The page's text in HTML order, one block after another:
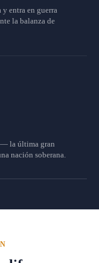
entra en guerra
la balanza de
— la última gran
nación soberana.